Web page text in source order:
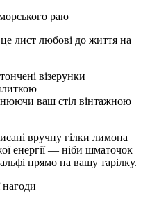
раю
лист любові до життя на
візерунки
ваш стіл вінтажною
вручну гілки лимона
енергії — ніби шматочок
прямо на вашу тарілку.
нагоди